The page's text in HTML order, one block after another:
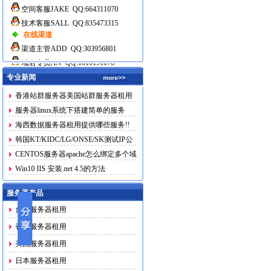
空间客服JAKE QQ:664311070
技术客服SALL QQ:835473315
在线渠道
渠道主管ADD QQ:303956801
域名专员AN QQ:1010191078
专业新闻
more>>
香港站群服务器美国站群服务器租用
服务器linux系统下搭建简单的服务
海西数据服务器租用提供哪些服务!!
韩国KT/KIDC/LG/ONSE/SK测试IP公
布CENTOS服务器apache怎么绑定多个域
名Win10 IIS 安装.net 4.5的方法
服务器产品
台湾服务器租用
香港服务器租用
美国服务器租用
日本服务器租用